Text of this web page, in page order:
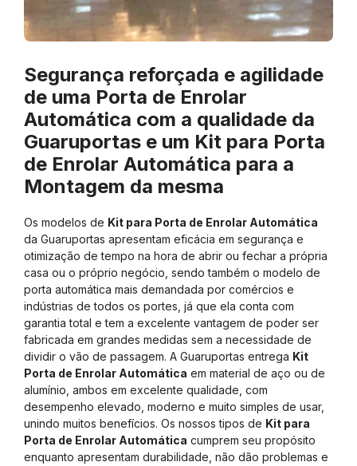
Segurança reforçada e agilidade
de uma Porta de Enrolar
Automática com a qualidade da
Guaruportas e um Kit para Porta
de Enrolar Automática para a
Montagem da mesma
Os modelos de Kit para Porta de Enrolar Automática
da Guaruportas apresentam eficácia em segurança e
otimização de tempo na hora de abrir ou fechar a própria
casa ou o próprio negócio, sendo também o modelo de
porta automática mais demandada por comércios e
indústrias de todos os portes, já que ela conta com
garantia total e tem a excelente vantagem de poder ser
fabricada em grandes medidas sem a necessidade de
dividir o vão de passagem. A Guaruportas entrega Kit
Porta de Enrolar Automática em material de aço ou de
alumínio, ambos em excelente qualidade, com
desempenho elevado, moderno e muito simples de usar,
unindo muitos benefícios. Os nossos tipos de Kit para
Porta de Enrolar Automática cumprem seu propósito
enquanto apresentam durabilidade, não dão problemas e